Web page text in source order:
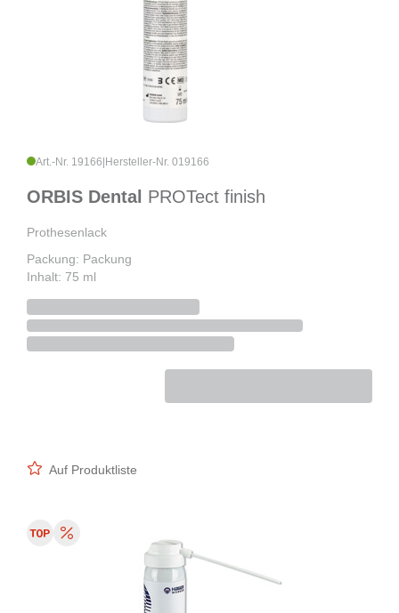
Art.-Nr. 19166 Hersteller-Nr. 019166
ORBIS Dental PROTect finish
Prothesenlack
Packung: Packung
Inhalt: 75 ml
Auf Produktliste